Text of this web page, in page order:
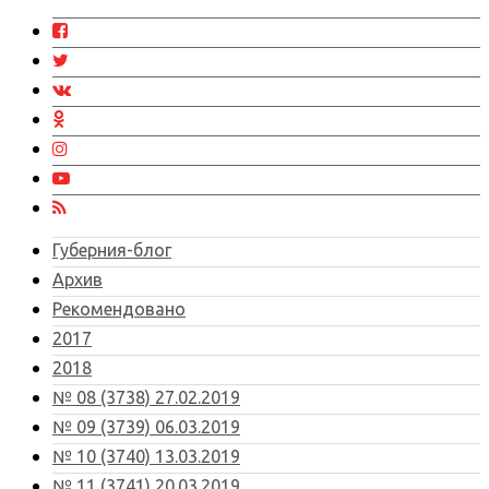
Губерния-блог
Архив
Рекомендовано
2017
2018
№ 08 (3738) 27.02.2019
№ 09 (3739) 06.03.2019
№ 10 (3740) 13.03.2019